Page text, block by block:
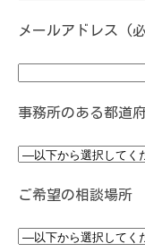
メールアドレス (
事務所のある都道
ご希望の相談場所